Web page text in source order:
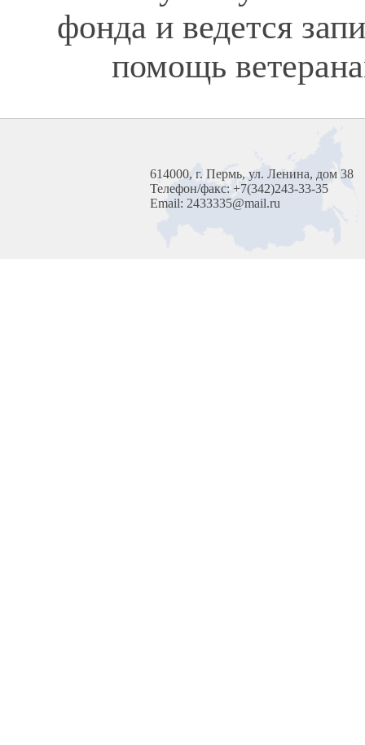
фонда и ведется
помощь
614000, г. Пермь, ул. Ленина, дом 38
Телефон/факс: +7(342)243-33-35
Email: 2433335@mail.ru